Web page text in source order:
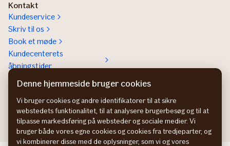
Kontakt
Kundeservice
Skriv til os
Book et møde
Kundecenterets
åbningstider
Kontakt os om
Erhvervsforsikringer
In English
Denne hjemmeside bruger cookies
Vi bruger cookies og andre identifikatorer til at sikre
webstedets funktionalitet, til at analysere brugerbesøg og til at
tilpasse markedsføring på websteder og sociale medier. Vi
bruger både vores egne cookies og cookies fra tredjeparter, og
vi kombinerer disse med de oplysninger, som vi og vores